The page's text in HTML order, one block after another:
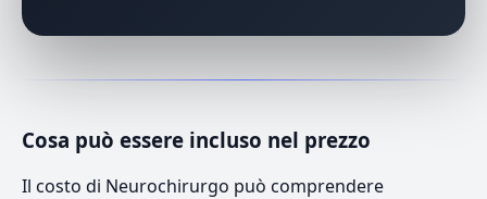
Cosa può essere incluso nel prezzo
Il costo di Neurochirurgo può comprendere